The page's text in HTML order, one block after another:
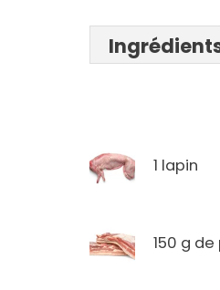
1 lapin
150 g